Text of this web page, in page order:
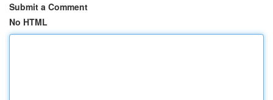
Submit a Comment
No HTML